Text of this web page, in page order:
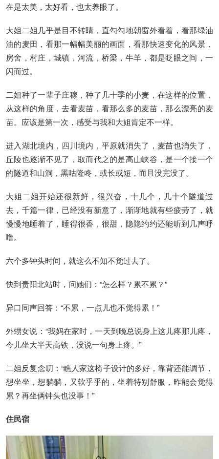
在是太美，太好看，也太养眼了。
大姐二姐几乎是目不转睛，直勾勾地朝窗外看着，看那绿油
油的麦田，看那一幅幅美丽的画面，看那快速变化的风景，
房舍，村庄，城镇，河流，桥梁，牛羊，都是眨眼之间，一
闪而过。
二姐种了一辈子庄稼，种了几十季的小麦，在这样的位置，
从这样的角度，去看麦苗，看那么多的麦苗，那么漂亮的麦
苗。应该是第一次，感受与我和大姐肯定不一样。
进入湖北境内，四川境内，平原就消失了，麦苗也消失了，
丘陵也逐渐不见了，取而代之的是高山峡谷，是一个接一个
的隧道和山洞，黑咕隆咚，或长或短，而且没完没了。
大姐二姐开始还很新鲜，很兴奋，十几个，几十个隧道过
去，千篇一律，已经没有新意了，渐渐地就有些疲劳了，就
慢慢地睡着了，睡得很香，很甜，隐隐约约还能听到几声呼
噜。
六个多钟头时间，就这么不知不觉过去了。
快到贵阳北站时，问她们：“怎么样？累不累？”
异口同声回答：“不累，一点儿也不觉得累！”
外甥女说：“我妈在家时，一天到晚总说身上这儿疼那儿疼，
今儿坐大半天高铁，没说一句身上疼。”
二姐反复念叨：“瞧人家这椅子设计的多好，靠背还能调节，
想坐坐，想躺躺，又软乎乎的，坐着特别舒服，昨能会觉得
累？再坐俩钟头也没事！”
住民宿